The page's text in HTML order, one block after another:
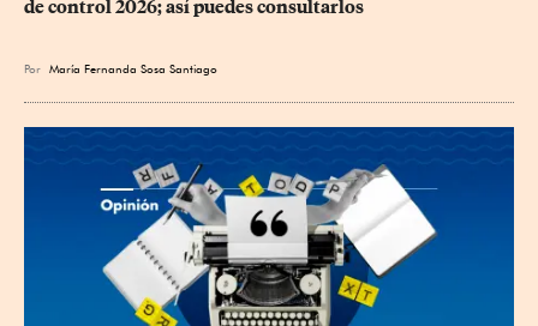
de control 2026; así puedes consultarlos
Por María Fernanda Sosa Santiago